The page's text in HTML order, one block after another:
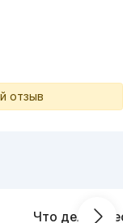
коробка
отзыв
Что делать,